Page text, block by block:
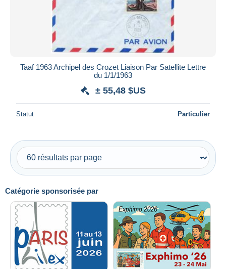
Catégorie sponsorisée par
Taaf 1963 Archipel des Crozet Liaison Par Satellite Lettre
du 1/1/1963
± 55,48 $US
Statut Particulier